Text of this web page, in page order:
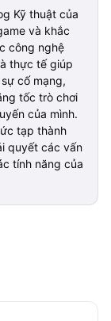
Kỹ thuật của
và khắc
công nghệ
thực tế giúp
cố mạng,
tốc trò chơi
của mình.
tạp thành
quyết các vấn
tính năng của